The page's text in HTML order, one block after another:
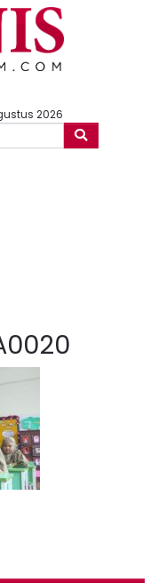
2026